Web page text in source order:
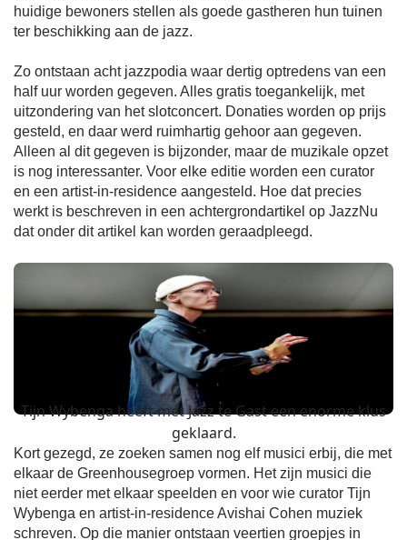
huidige bewoners stellen als goede gastheren hun tuinen
ter beschikking aan de jazz.
Zo ontstaan acht jazzpodia waar dertig optredens van een
half uur worden gegeven. Alles gratis toegankelijk, met
uitzondering van het slotconcert. Donaties worden op prijs
gesteld, en daar werd ruimhartig gehoor aan gegeven.
Alleen al dit gegeven is bijzonder, maar de muzikale opzet
is nog interessanter. Voor elke editie worden een curator
en een artist-in-residence aangesteld. Hoe dat precies
werkt is beschreven in een achtergrondartikel op JazzNu
dat onder dit artikel kan worden geraadpleegd.
Tijn Wybenga heeft met Jazz te Gast een enorme klus
geklaard.
Kort gezegd, ze zoeken samen nog elf musici erbij, die met
elkaar de Greenhousegroep vormen. Het zijn musici die
niet eerder met elkaar speelden en voor wie curator Tijn
Wybenga en artist-in-residence Avishai Cohen muziek
schreven. Op die manier ontstaan veertien groepjes in